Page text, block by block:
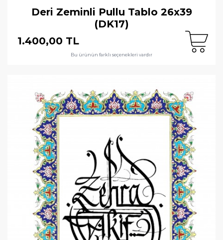
Deri Zeminli Pullu Tablo 26x39
(DK17)
1.400,00 TL
Bu ürünün farklı seçenekleri vardır